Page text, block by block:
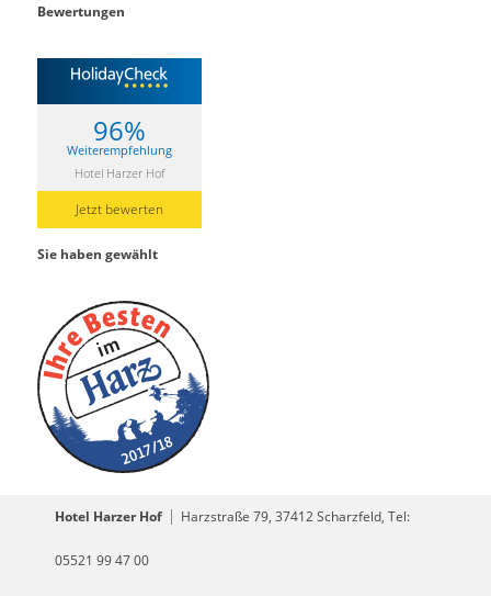
Bewertungen
96%
Weiterempfehlung
Hotel Harzer Hof
Jetzt bewerten
Sie haben gewählt
Hotel Harzer Hof Harzstraße 79, 37412 Scharzfeld, Tel:
05521 99 47 00